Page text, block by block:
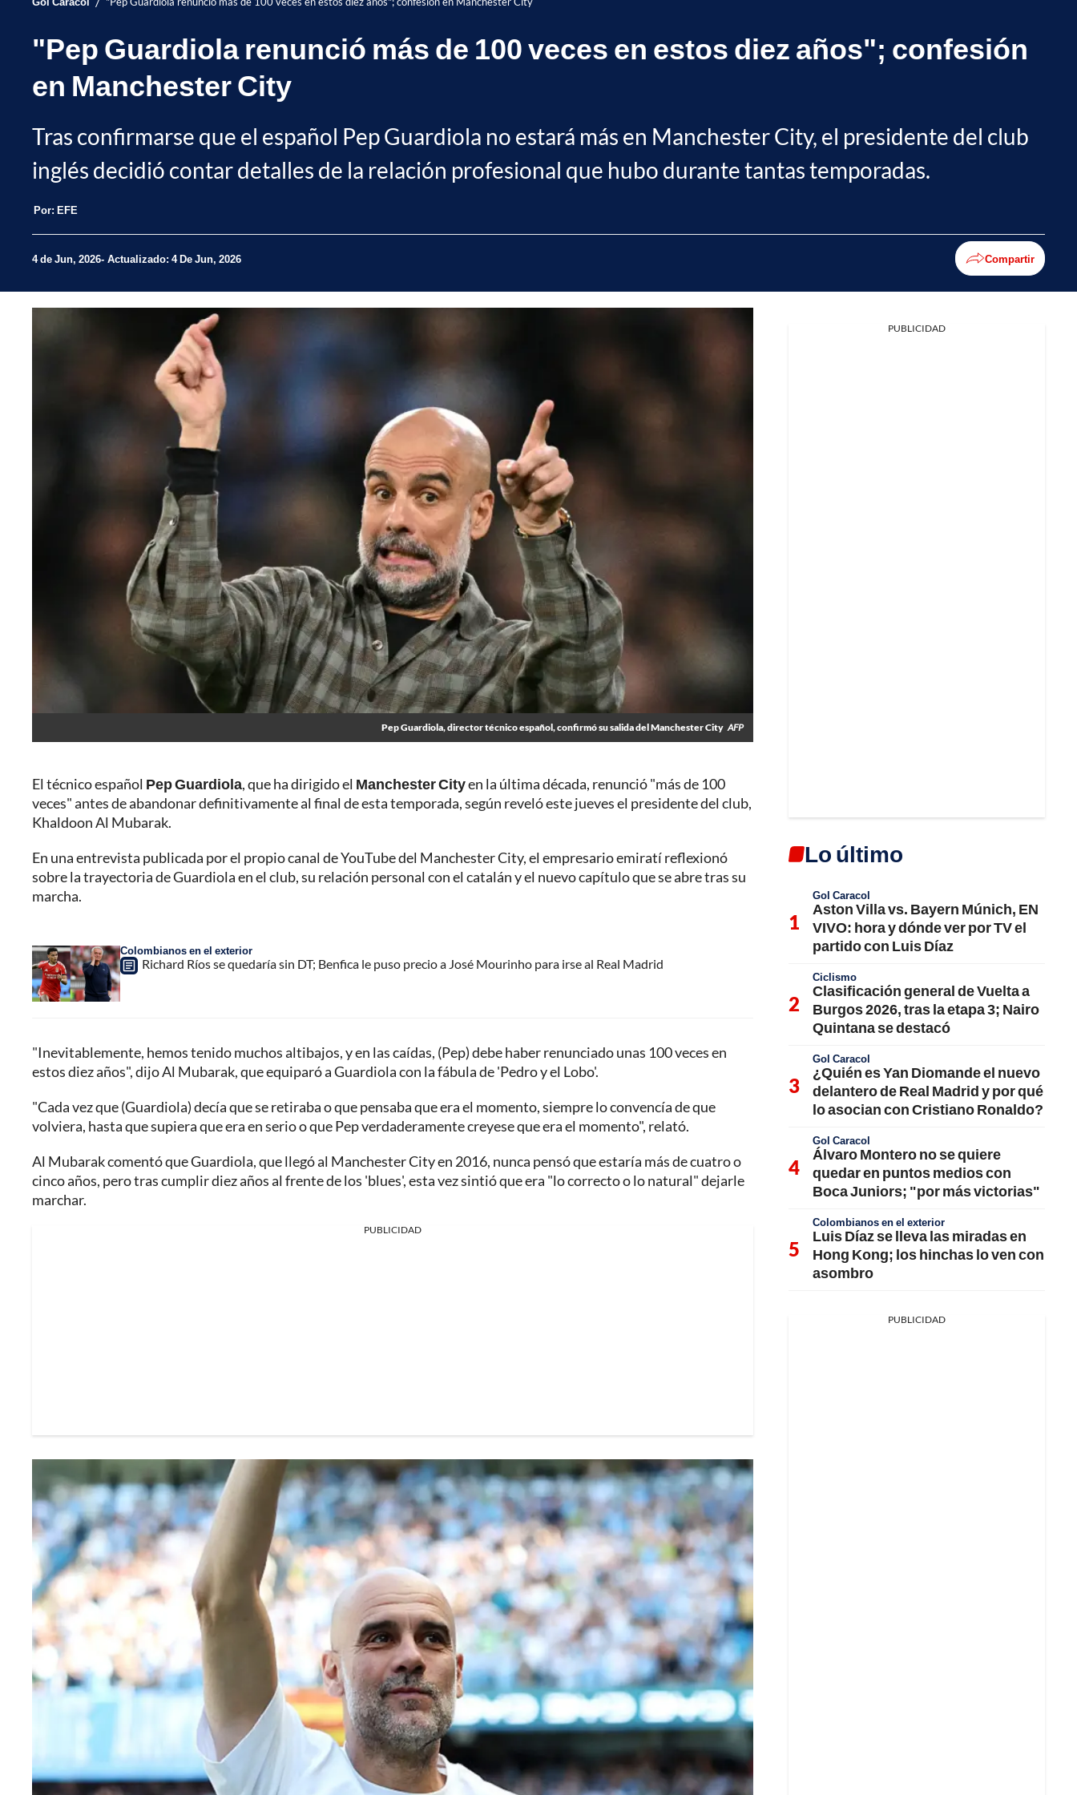
"Pep Guardiola renunció más de 100 veces en estos diez años"; confesión
en Manchester City
Tras confirmarse que el español Pep Guardiola no estará más en Manchester City, el presidente del club
inglés decidió contar detalles de la relación profesional que hubo durante tantas temporadas.
Por: EFE
4 de Jun, 2026 Actualizado: 4 De Jun, 2026 Compartir
Pep Guardiola, director técnico español, confirmó su salida del Manchester City AFP
El técnico español Pep Guardiola, que ha dirigido el Manchester Cityen la última década, renunció "más de 100
veces" antes de abandonar definitivamente al final de esta temporada, según reveló este jueves el presidente del club,
Khaldoon Al Mubarak.
En una entrevista publicada por el propio canal de YouTube del Manchester City, el empresario emiratí reflexionó
sobre la trayectoria de Guardiola en el club, su relación personal con el catalán y el nuevo capítulo que se abre tras su
marcha.
Colombianos en el exterior
Richard Ríos se quedaría sin DT; Benfica le puso precio a José Mourinho para irse al Real Madrid
"Inevitablemente, hemos tenido muchos altibajos, y en las caídas, (Pep) debe haber renunciado unas 100 veces en
estos diez años", dijo Al Mubarak, que equiparó a Guardiola con la fábula de 'Pedro y el Lobo'.
"Cada vez que (Guardiola) decía que se retiraba o que pensaba que era el momento, siempre lo convencía de que
volviera, hasta que supiera que era en serio o que Pep verdaderamente creyese que era el momento", relató.
Al Mubarak comentó que Guardiola, que llegó al Manchester City en 2016, nunca pensó que estaría más de cuatro o
cinco años, pero tras cumplir diez años al frente de los 'blues', esta vez sintió que era "lo correcto o lo natural" dejarle
marchar.
PUBLICIDAD
PUBLICIDAD
Lo último
Gol Caracol
Aston Villa vs. Bayern Múnich, EN
VIVO: hora y dónde ver por TV el
partido con Luis Díaz
Ciclismo
Clasificación general de Vuelta a
Burgos 2026, tras la etapa 3; Nairo
Quintana se destacó
Gol Caracol
¿Quién es Yan Diomande el nuevo
delantero de Real Madrid y por qué
lo asocian con Cristiano Ronaldo?
Gol Caracol
Álvaro Montero no se quiere
quedar en puntos medios con
Boca Juniors; "por más victorias"
Colombianos en el exterior
Luis Díaz se lleva las miradas en
Hong Kong; los hinchas lo ven con
asombro
PUBLICIDAD